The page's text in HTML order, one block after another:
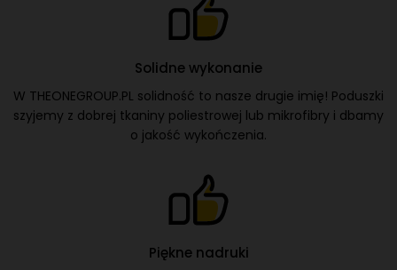
Solidne wykonanie
W THEONEGROUP.PL solidność to nasze drugie imię! Poduszki
szyjemy z dobrej tkaniny poliestrowej lub mikrofibry i dbamy
o jakość wykończenia.
Piękne nadruki